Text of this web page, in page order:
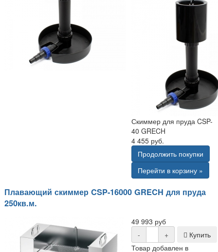
Скиммер для пруда CSP-
40 GRECH
4 455 руб.
Продолжить покупки
Перейти в корзину »
Плавающий скиммер CSP-16000 GRECH для пруда
250кв.м.
49 993 руб
-
+
Купить
Товар добавлен в